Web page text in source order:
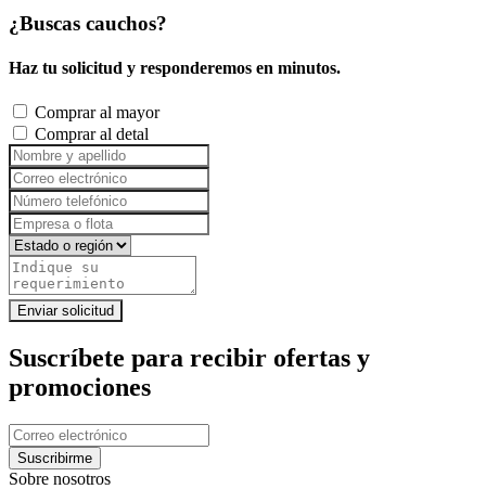
¿Buscas cauchos?
Haz tu solicitud y responderemos en minutos.
Comprar al mayor
Comprar al detal
Enviar solicitud
Suscríbete para recibir ofertas y
promociones
Suscribirme
Sobre nosotros